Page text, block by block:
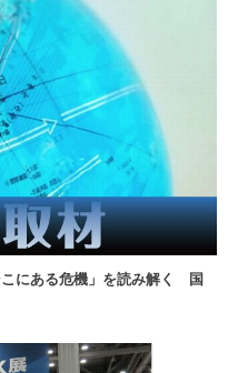
こにある危機」を読み解く 国